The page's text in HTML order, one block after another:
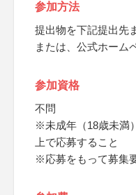
参加方法
提出物を下記提出先
または、公式ホーム
参加資格
不問
※未成年（18歳未満
上で応募すること
※応募をもって募集